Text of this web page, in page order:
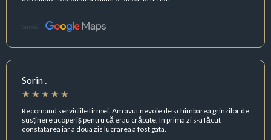
Sursă:
Sorin .
Recomand serviciile firmei. Am avut nevoie de schimbarea grinzilor de
susținere acoperiș pentru că erau crăpate. In prima zi s-a făcut
constatarea iar a doua zis lucrarea a fost gata.